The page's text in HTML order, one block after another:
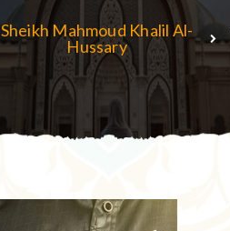
Sheikh Mahmoud Khalil Al-
Hussary